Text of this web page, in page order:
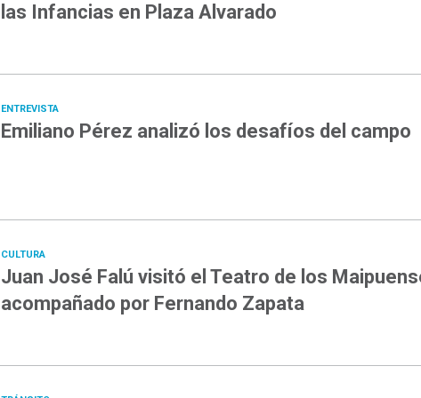
las Infancias en Plaza Alvarado
ENTREVISTA
Emiliano Pérez analizó los desafíos del campo
CULTURA
Juan José Falú visitó el Teatro de los
acompañado por Fernando Zapata